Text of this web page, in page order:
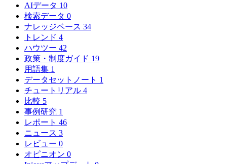
AIデータ 10
検索データ 0
ナレッジベース 34
トレンド 4
ハウツー 42
政策・制度ガイド 19
用語集 1
データセットノート 1
チュートリアル 4
比較 5
事例研究 1
レポート 46
ニュース 3
レビュー 0
オピニオン 0